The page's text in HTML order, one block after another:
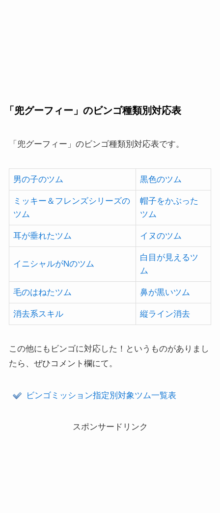
「兜グーフィー」のビンゴ種類別対応表
「兜グーフィー」のビンゴ種類別対応表です。
男の子のツム 黒色のツム
ミッキー＆フレンズシリーズの
ツム
帽子をかぶった
ツム
耳が垂れたツム イヌのツム
イニシャルがNのツム
白目が見えるツ
ム
毛のはねたツム 鼻が黒いツム
消去系スキル 縦ライン消去
この他にもビンゴに対応した！というものがありまし
たら、ぜひコメント欄にて。
ビンゴミッション指定別対象ツム一覧表
スポンサードリンク